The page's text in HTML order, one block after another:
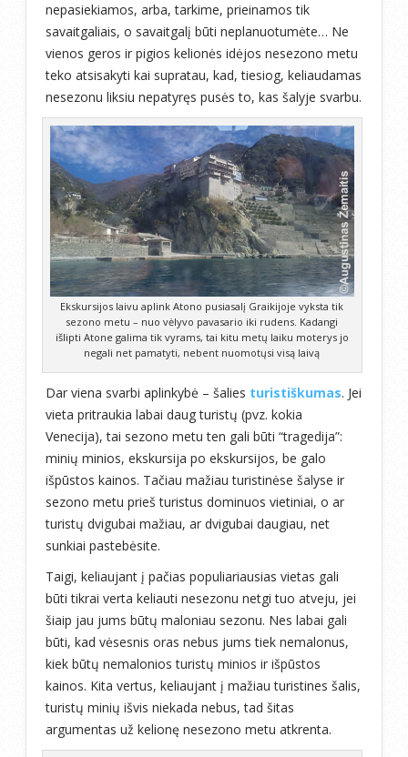
nepasiekiamos, arba, tarkime, prieinamos tik
savaitgaliais, o savaitgalį būti neplanuotumėte… Ne
vienos geros ir pigios kelionės idėjos nesezono metu
teko atsisakyti kai supratau, kad, tiesiog, keliaudamas
nesezonu liksiu nepatyręs pusės to, kas šalyje svarbu.
Ekskursijos laivu aplink Atono pusiasalį Graikijoje vyksta tik
sezono metu – nuo vėlyvo pavasario iki rudens. Kadangi
išlipti Atone galima tik vyrams, tai kitu metų laiku moterys jo
negali net pamatyti, nebent nuomotųsi visą laivą
Dar viena svarbi aplinkybė – šalies turistiškumas. Jei
vieta pritraukia labai daug turistų (pvz. kokia
Venecija), tai sezono metu ten gali būti “tragedija”:
minių minios, ekskursija po ekskursijos, be galo
išpūstos kainos. Tačiau mažiau turistinėse šalyse ir
sezono metu prieš turistus dominuos vietiniai, o ar
turistų dvigubai mažiau, ar dvigubai daugiau, net
sunkiai pastebėsite.
Taigi, keliaujant į pačias populiariausias vietas gali
būti tikrai verta keliauti nesezonu netgi tuo atveju, jei
šiaip jau jums būtų maloniau sezonu. Nes labai gali
būti, kad vėsesnis oras nebus jums tiek nemalonus,
kiek būtų nemalonios turistų minios ir išpūstos
kainos. Kita vertus, keliaujant į mažiau turistines šalis,
turistų minių išvis niekada nebus, tad šitas
argumentas už kelionę nesezono metu atkrenta.